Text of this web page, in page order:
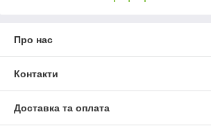
Про нас
Контакти
Доставка та оплата